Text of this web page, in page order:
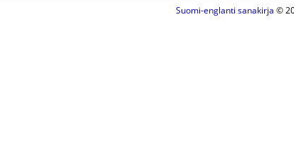
Suomi-englanti sanakirja ©